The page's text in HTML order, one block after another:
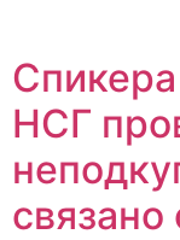
НСГ
связано